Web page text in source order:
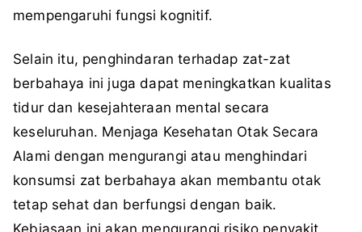
mempengaruhi fungsi kognitif.
Selain itu, penghindaran terhadap zat-zat
berbahaya ini juga dapat meningkatkan kualitas
tidur dan kesejahteraan mental secara
keseluruhan. Menjaga Kesehatan Otak Secara
Alami dengan mengurangi atau menghindari
konsumsi zat berbahaya akan membantu otak
tetap sehat dan berfungsi dengan baik.
Kebiasaan ini akan mengurangi risiko penyakit